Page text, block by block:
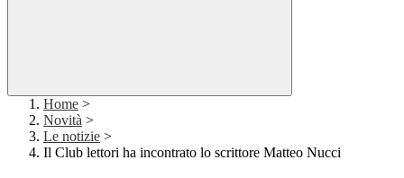
Home >
Novità >
Le notizie >
Il Club lettori ha incontrato lo scrittore Matteo Nucci